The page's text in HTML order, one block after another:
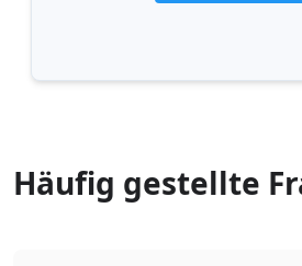
Häufig gestellte